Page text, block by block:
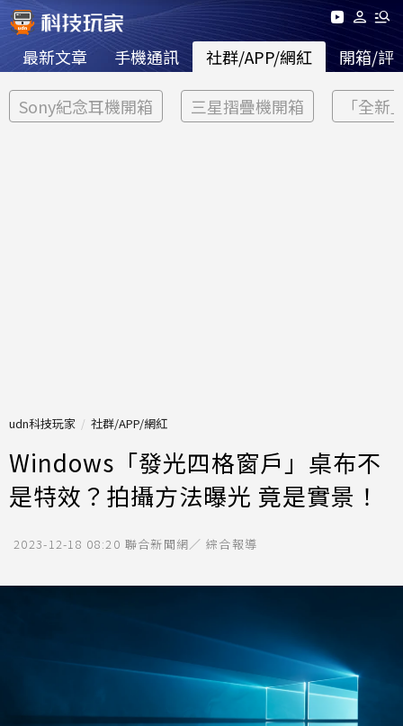
最新文章 手機通訊 社群/APP/網紅 開箱/評
Sony紀念耳機開箱 三星摺疊機開箱 「全新
udn科技玩家 社群/APP/網紅
Windows「發光四格窗戶」桌布不
是特效？拍攝方法曝光 竟是實景！
2023-12-18 08:20 聯合新聞網／ 綜合報導